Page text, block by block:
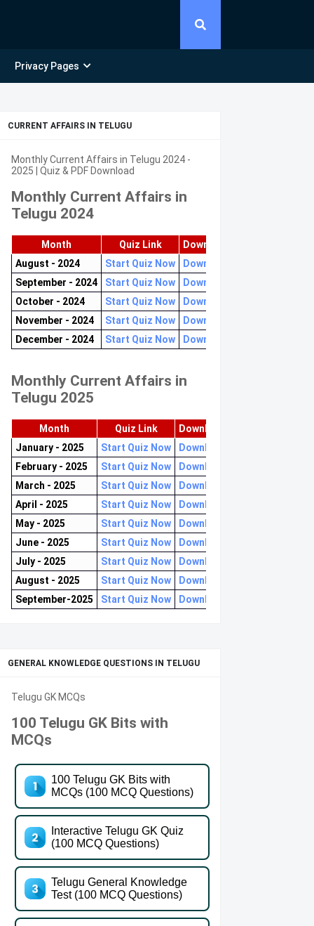
Privacy Pages
CURRENT AFFAIRS IN TELUGU
Monthly Current Affairs in Telugu 2024 -
2025 | Quiz & PDF Download
Monthly Current Affairs in
Telugu 2024
Month Quiz Link
Download PDF
August - 2024
Start Quiz Now
Download now
September - 2024
Start Quiz Now
Download now
October - 2024
Start Quiz Now
Download now
November - 2024
Start Quiz Now
Download now
December - 2024
Start Quiz Now Download now
Monthly Current Affairs in
Telugu 2025
Month Quiz Link
Download PDF
January - 2025
Start Quiz Now
Download now
February - 2025
Start Quiz Now
Download now
March - 2025
Start Quiz Now
Download now
April - 2025
Start Quiz Now
Download now
May - 2025
Start Quiz Now
Download now
June - 2025
Start Quiz Now
Download now
July - 2025
Start Quiz Now
Download now
August - 2025
Start Quiz Now
Download now
September-2025
Start Quiz Now Download now
GENERAL KNOWLEDGE QUESTIONS IN TELUGU
Telugu GK MCQs
100 Telugu GK Bits with
MCQs
100 Telugu GK Bits with
MCQs (100 MCQ Questions)
Interactive Telugu GK Quiz
(100 MCQ Questions)
Telugu General Knowledge
Test (100 MCQ Questions)